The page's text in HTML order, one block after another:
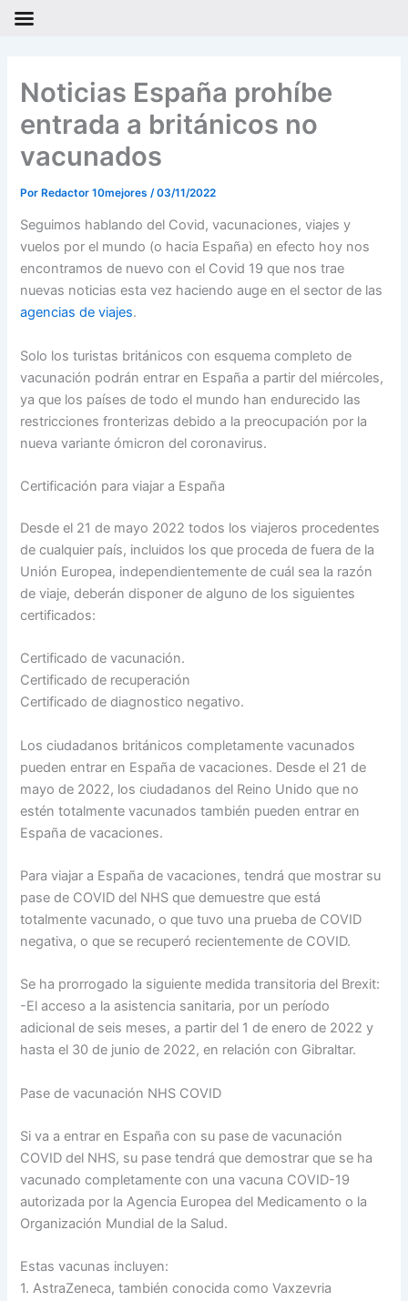
contenido
Noticias España prohíbe
entrada a británicos no
vacunados
PorRedactor 10mejores /03/11/2022
Seguimos hablando del Covid, vacunaciones, viajes y
vuelos por el mundo (o hacia España) en efecto hoy nos
encontramos de nuevo con el Covid 19 que nos trae
nuevas noticias esta vez haciendo auge en el sector de las
agencias de viajes.
Solo los turistas británicos con esquema completo de
vacunación podrán entrar en España a partir del miércoles,
ya que los países de todo el mundo han endurecido las
restricciones fronterizas debido a la preocupación por la
nueva variante ómicron del coronavirus.
Certificación para viajar a España
Desde el 21 de mayo 2022 todos los viajeros procedentes
de cualquier país, incluidos los que proceda de fuera de la
Unión Europea, independientemente de cuál sea la razón
de viaje, deberán disponer de alguno de los siguientes
certificados:
Certificado de vacunación.
Certificado de recuperación
Certificado de diagnostico negativo.
Los ciudadanos británicos completamente vacunados
pueden entrar en España de vacaciones. Desde el 21 de
mayo de 2022, los ciudadanos del Reino Unido que no
estén totalmente vacunados también pueden entrar en
España de vacaciones.
Para viajar a España de vacaciones, tendrá que mostrar su
pase de COVID del NHS que demuestre que está
totalmente vacunado, o que tuvo una prueba de COVID
negativa, o que se recuperó recientemente de COVID.
Se ha prorrogado la siguiente medida transitoria del Brexit:
-El acceso a la asistencia sanitaria, por un período
adicional de seis meses, a partir del 1 de enero de 2022 y
hasta el 30 de junio de 2022, en relación con Gibraltar.
Pase de vacunación NHS COVID
Si va a entrar en España con su pase de vacunación
COVID del NHS, su pase tendrá que demostrar que se ha
vacunado completamente con una vacuna COVID-19
autorizada por la Agencia Europea del Medicamento o la
Organización Mundial de la Salud.
Estas vacunas incluyen:
1. AstraZeneca, también conocida como Vaxzevria